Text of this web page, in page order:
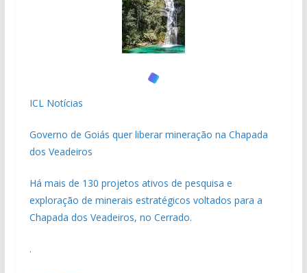
ICL Notícias
Governo de Goiás quer liberar mineração na Chapada
dos Veadeiros
Há mais de 130 projetos ativos de pesquisa e
exploração de minerais estratégicos voltados para a
Chapada dos Veadeiros, no Cerrado.
.